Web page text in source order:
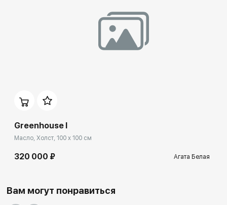
Greenhouse I
Масло, Холст, 100 x 100 см
320 000 ₽ Агата Белая
Вам могут понравиться